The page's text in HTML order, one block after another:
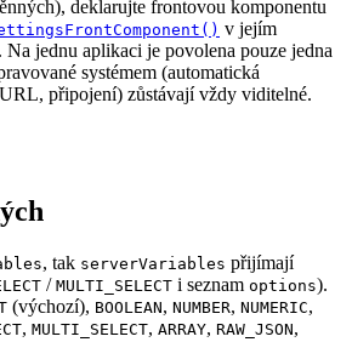
deklarujte frontovou komponentu
v jejím
Na jednu aplikaci je povolena pouze jedna
systémem (automatická
připojení) zůstávají vždy viditelné.
, tak serverVariables přijímají
/ MULTI_SELECT i seznam options).
(výchozí), BOOLEAN, NUMBER, NUMERIC,
, MULTI_SELECT, ARRAY, RAW_JSON,